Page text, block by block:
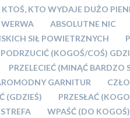
KTOŚ, KTO WYDAJE DUŻO
WERWA ABSOLUTNE NIC
SIŁ POWIETRZNYCH
PODRZUCIĆ (KOGOŚ/COŚ)
PRZELECIEĆ (MINĄĆ BARDZO
GARNITUR
(GDZIEŚ)
PRZESŁAĆ
STREFA WPAŚĆ (DO